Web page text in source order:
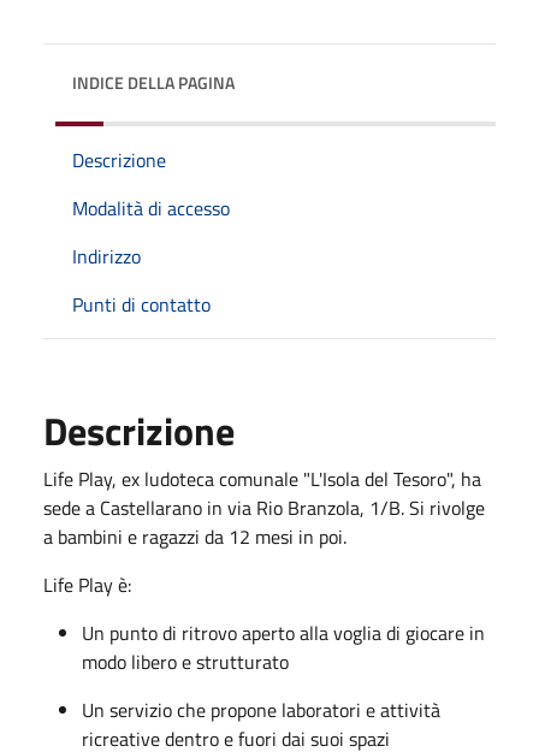
INDICE DELLA PAGINA
Descrizione
Modalità di accesso
Indirizzo
Punti di contatto
Descrizione
Life Play, ex ludoteca comunale "L'Isola del Tesoro", ha
sede a Castellarano in via Rio Branzola, 1/B. Si rivolge
a bambini e ragazzi da 12 mesi in poi.
Life Play è:
Un punto di ritrovo aperto alla voglia di giocare in
modo libero e strutturato
Un servizio che propone laboratori e attività
ricreative dentro e fuori dai suoi spazi